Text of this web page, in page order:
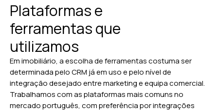
Plataformas e
ferramentas que
utilizamos
Em imobiliário, a escolha de ferramentas costuma ser
determinada pelo CRM já em uso e pelo nível de
integração desejado entre marketing e equipa comercial.
Trabalhamos com as plataformas mais comuns no
mercado português, com preferência por integrações